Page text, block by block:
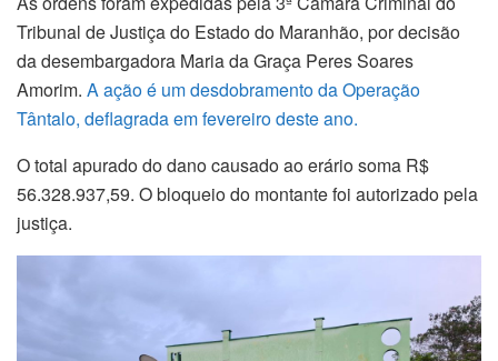
Tribunal de Justiça do Estado do Maranhão, por decisão
da desembargadora Maria da Graça Peres Soares
Amorim. A ação é um desdobramento da Operação
Tântalo, deflagrada em fevereiro deste ano.
O total apurado do dano causado ao erário soma R$
56.328.937,59. O bloqueio do montante foi autorizado pela
justiça.